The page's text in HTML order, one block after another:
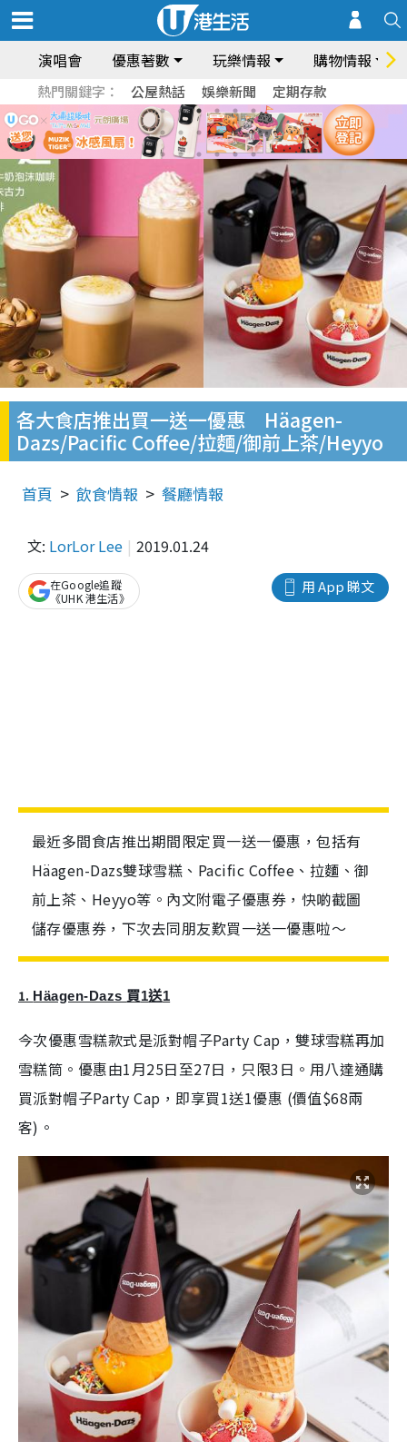
演唱會 優惠著數 玩樂情報 購物情報
熱門關鍵字： 公屋熱話 娛樂新聞 定期存款
各大食店推出買一送一優惠 Häagen-
Dazs/Pacific Coffee/拉麵/御前上茶/Heyyo
首頁 飲食情報 餐廳情報
文: LorLor Lee 2019.01.24
用 App 睇文
在Google追蹤
《UHK 港生活》
最近多間食店推出期間限定買一送一優惠，包括有
Häagen-Dazs雙球雪糕、Pacific Coffee、拉麵、御
前上茶、Heyyo等。內文附電子優惠券，快啲截圖
儲存優惠券，下次去同朋友歎買一送一優惠啦～
1. Häagen-Dazs 買1送1
今次優惠雪糕款式是派對帽子Party Cap，雙球雪糕再加
雪糕筒。優惠由1月25日至27日，只限3日。用八達通購
買派對帽子Party Cap，即享買1送1優惠 (價值$68兩
客)。